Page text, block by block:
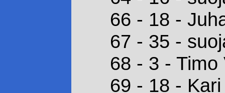
66 - 18 -
67 - 35 -
68 - 3 - Timo
69 - 18 -